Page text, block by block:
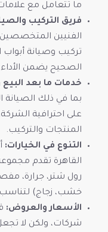
ما تتعامل مع
فريق التركيب
الفنيين
تركيب وصيانة أبواب
الصحيح يضمن
خدمات ما بعد
بما في ذلك الصيانة
على احترافية
المنتجات والتركيب.
التنوع في الخيارات:
القاهرة تقدم
رول شتر، جرارة،
خشب، زجاج) لتناسب
الأسعار والعروض:
شركات، ولكن لا